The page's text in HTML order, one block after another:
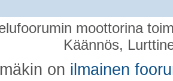
moottorina
Käännös,
on ilmainen